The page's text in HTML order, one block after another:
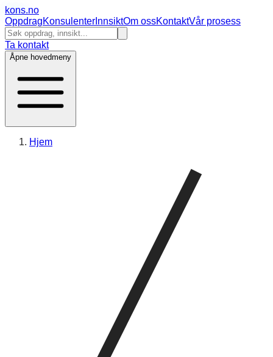
kons.no
OppdragKonsulenter InnsiktOm ossKontaktVår prosess
Ta kontakt
Åpne hovedmeny
Hjem